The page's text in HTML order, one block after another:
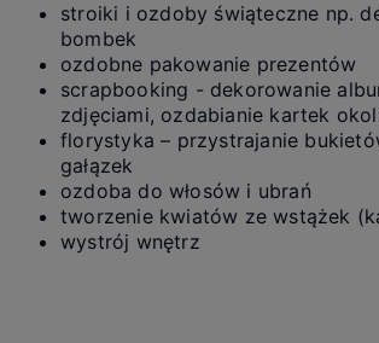
stroiki i ozdoby świąteczne np.
bombek
ozdobne pakowanie prezentów
scrapbooking - dekorowanie
zdjęciami, ozdabianie kartek
florystyka – przystrajanie
gałązek
ozdoba do włosów i ubrań
tworzenie kwiatów ze wstążek
wystrój wnętrz